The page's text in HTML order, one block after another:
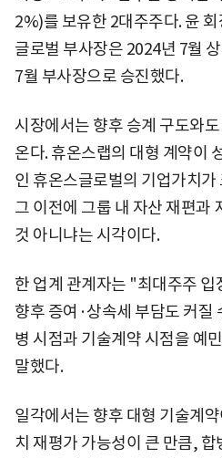
2%)를 보유한 2대주주다. 윤
글로벌 부사장은 2024년 7월
7월 부사장으로 승진했다.
시장에서는 향후 승계 구도와
온다. 휴온스랩의 대형 계약이
인 휴온스글로벌의 기업가치
그 이전에 그룹 내 자산 재편과
것 아니냐는 시각이다.
한 업계 관계자는 "최대주주
향후 증여·상속세 부담도 커
병 시점과 기술계약 시점을 예
말했다.
일각에서는 향후 대형 기술계
치 재평가 가능성이 큰 만큼,